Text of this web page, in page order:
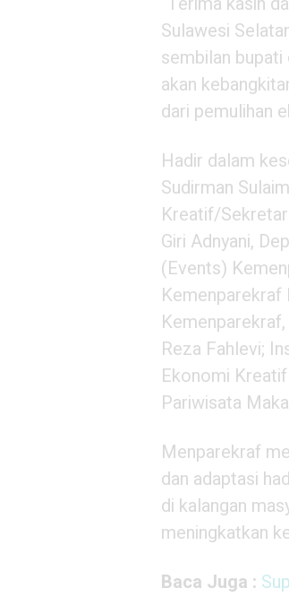
Sulawesi
sembilan bupati
akan
dari pemulihan
Hadir dalam
Sudirman
Kreatif/
Giri Adnyani,
(Events)
Kemenparekraf
Reza Fahlevi;
Ekonomi
Pariwisata
Menparekraf
dan adaptasi
di kalangan
meningkatkan
Baca Juga :